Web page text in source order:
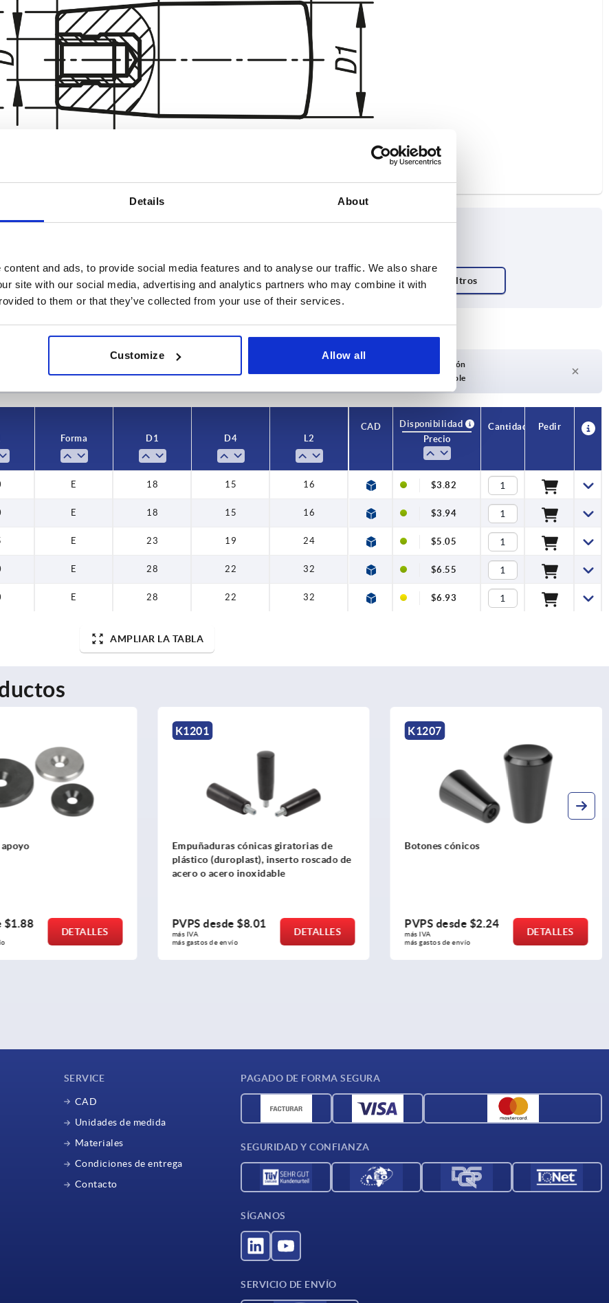
Details About
and ads, to provide social media features and to analyse our traffic. We also share
site with our social media, advertising and analytics partners who may combine it with
to them or that they’ve collected from your use of their services.
Customize Allow all
Forma D1
23
AMPLIAR LA TABLA
de la fecha de envío confirmada.
Plazo de entrega a petición
4-20 días
Actualmente no disponible
Forma D1 D4 L2
CAD
Disponibilidad
Precio
Cantidad Pedir
E 18 15 16 $3.82
E 18 15 16 $3.94
E 23 19 24 $5.05
E 28 22 32 $6.55
E 28 22 32 $6.93
AMPLIAR LA TABLA
cónicas giratorias de
$8.01
DETALLES
K1207
Botones cónicos
PVPS desde$2.24
más IVA
más gastos de envío
DETALLES
K0172
Empuñaduras cónicas de plástico
PVPS desde$1.73
más IVA
más gastos de envío
DETALLES
SERVICE
CAD
Unidades de medida
Materiales
Condiciones de entrega
Contacto
PAGADO DE FORMA SEGURA
SEGURIDAD Y CONFIANZA
SÍGANOS
SERVICIO DE ENVÍO